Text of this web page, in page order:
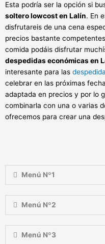
Esta podría ser la opción si
soltero lowcost en Lalín. En
disfrutareis de una cena
precios bastante
comida podáis disfrutar
despedidas económicas en
interesante para las
celebrar en las próximas
adaptada en precios y por lo
combinarla con una o varias
ofrecemos para crear una
Menú Nº1
Menú Nº2
Menú Nº3